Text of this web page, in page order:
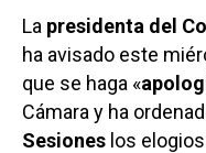
La presidenta del
ha avisado este
que se haga «
Cámara y ha
Sesiones los